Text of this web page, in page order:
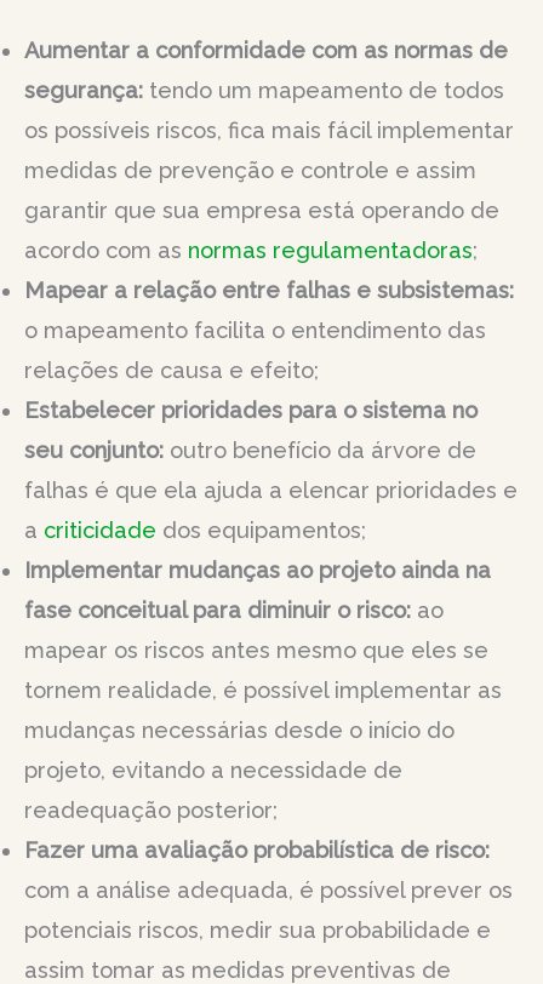
Aumentar a conformidade com as normas de
segurança: tendo um mapeamento de todos
os possíveis riscos, fica mais fácil implementar
medidas de prevenção e controle e assim
garantir que sua empresa está operando de
acordo com as normas regulamentadoras;
Mapear a relação entre falhas e subsistemas:
o mapeamento facilita o entendimento das
relações de causa e efeito;
Estabelecer prioridades para o sistema no
seu conjunto: outro benefício da árvore de
falhas é que ela ajuda a elencar prioridades e
a criticidade dos equipamentos;
Implementar mudanças ao projeto ainda na
fase conceitual para diminuir o risco: ao
mapear os riscos antes mesmo que eles se
tornem realidade, é possível implementar as
mudanças necessárias desde o início do
projeto, evitando a necessidade de
readequação posterior;
Fazer uma avaliação probabilística de risco:
com a análise adequada, é possível prever os
potenciais riscos, medir sua probabilidade e
assim tomar as medidas preventivas de